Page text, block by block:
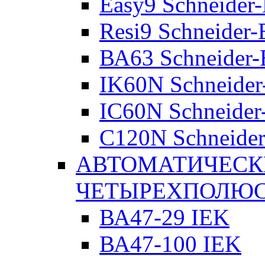
Resi9
ВА63
IK60N
IC60N
C120N
ВА47-29 IEK
ВА47-100 IEK